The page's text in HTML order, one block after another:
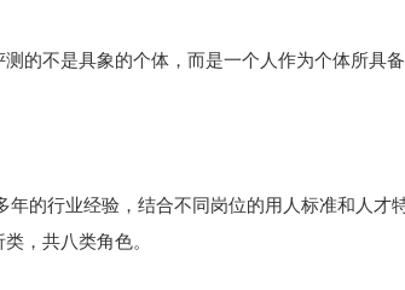
测的不是具象的个体，而是一个人作为个体所具
年的行业经验，结合不同岗位的用人标准和人
，共八类角色。